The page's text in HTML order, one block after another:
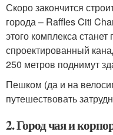
Скоро закончится
города – Raffles Citi
этого комплекса
спроектированный
250 метров поднимут
Пешком (да и на
путешествовать
2. Город чая и